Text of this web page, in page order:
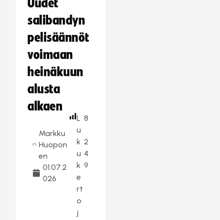
Uudet
salibandyn
pelisäännöt
voimaan
heinäkuun
alusta
alkaen
Markku
Huopon
en
01.07.2
026
L
u
k
u
k
e
rt
o
j
8
2
4
9